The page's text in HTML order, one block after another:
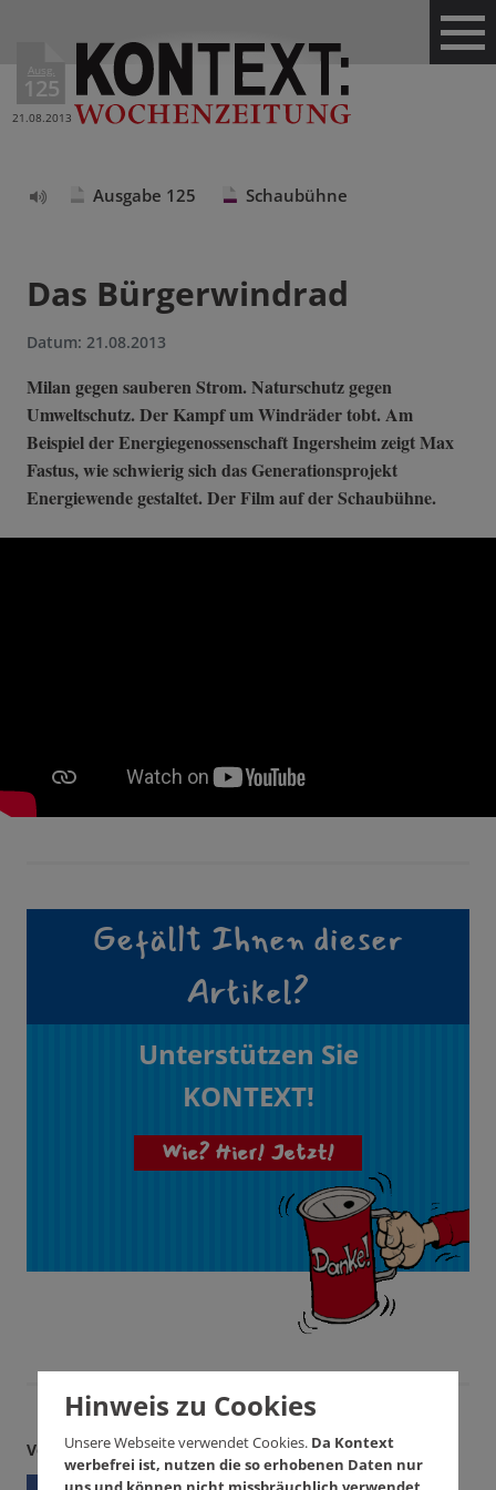
Ausg.
125
21.08.2013
Ausgabe 125 Schaubühne
Das Bürgerwindrad
Datum: 21.08.2013
Milan gegen sauberen Strom. Naturschutz gegen
Umweltschutz. Der Kampf um Windräder tobt. Am
Beispiel der Energiegenossenschaft Ingersheim zeigt Max
Fastus, wie schwierig sich das Generationsprojekt
Energiewende gestaltet. Der Film auf der Schaubühne.
Gefällt Ihnen dieser
Artikel?
Unterstützen Sie
KONTEXT!
Wie? Hier! Jetzt!
Verbreiten Sie unseren Artikel
Hinweis zu Cookies
Unsere Webseite verwendet Cookies. Da Kontext
werbefrei ist, nutzen die so erhobenen Daten nur